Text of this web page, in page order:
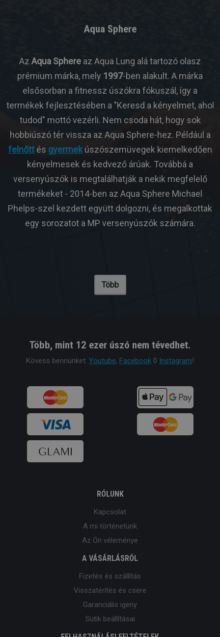
Aqua Sphere
Az Aqua Sphere az Aqua Lung alá tartozó olasz
prémium márka, mely 1997-ben alakult. A márka
elsősorban a fitnessz úszókra fókuszál, így a
termékek fejlesztésében a "Keresd a kényelmet, ahol
tudod" mottó vezérli. Nem csoda hát, hogy sok
hobbiúszó tér vissza az Aqua Sphere-hez. Például a
felnőttés gyermekúszószemüvegek kiemelkedően
kényelmesek és kedvező árúak. Továbbá a
versenyúszók is megtalálhatják a nekik megfelelő
termékeket - 2014-ben az Aqua Sphere Michael
Phelps-szel kezdett együtt dolgozni, és megalkottak
egy sorozatot a MP versenyúszók számára.
Több
Több, mint 12 ezer úszó nem tévedhet.
Kövess bennünket: Youtube, Facebook 0 Instagram!
RÓLUNK
Kapcsolat
A mi történetünk
Az Ön véleménye
A VÁSÁRLÁSRÓL
Fizetés és szállítás
Visszatérítés és csere
Garanciális igeny
Sütik beállításai